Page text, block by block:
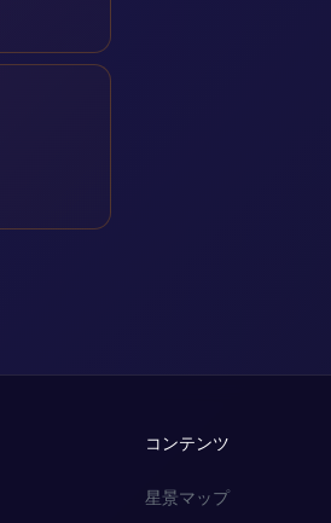
コンテンツ
星景マップ